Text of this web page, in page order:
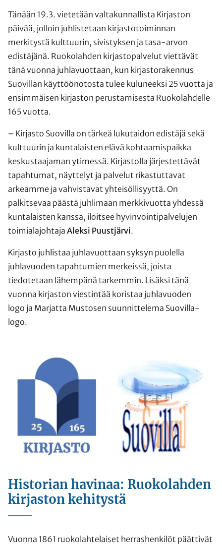
Tänään 19.3. vietetään valtakunnallista Kirjaston
päivää, jolloin juhlistetaan kirjastotoiminnan
merkitystä kulttuurin, sivistyksen ja tasa-arvon
edistäjänä. Ruokolahden kirjastopalvelut viettävät
tänä vuonna juhlavuottaan, kun kirjastorakennus
Suovillan käyttöönotosta tulee kuluneeksi 25 vuotta ja
ensimmäisen kirjaston perustamisesta Ruokolahdelle
165 vuotta.
– Kirjasto Suovilla on tärkeä lukutaidon edistäjä sekä
kulttuurin ja kuntalaisten elävä kohtaamispaikka
keskustaajaman ytimessä. Kirjastolla järjestettävät
tapahtumat, näyttelyt ja palvelut rikastuttavat
arkeamme ja vahvistavat yhteisöllisyyttä. On
palkitsevaa päästä juhlimaan merkkivuotta yhdessä
kuntalaisten kanssa, iloitsee hyvinvointipalvelujen
toimialajohtaja Aleksi Puustjärvi.
Kirjasto juhlistaa juhlavuottaan syksyn puolella
juhlavuoden tapahtumien merkeissä, joista
tiedotetaan lähempänä tarkemmin. Lisäksi tänä
vuonna kirjaston viestintää koristaa juhlavuoden
logo ja Marjatta Mustosen suunnittelema Suovilla-
logo.
Historian havinaa: Ruokolahden
kirjaston kehitystä
Vuonna 1861 ruokolahtelaiset herrashenkilöt päättivät